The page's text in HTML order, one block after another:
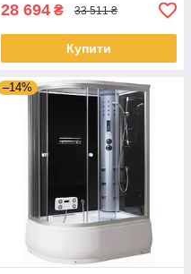
28 694 ₴ 33 511 ₴
Купити
–14%